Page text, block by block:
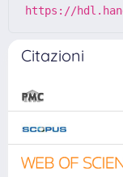
https://
Citazioni